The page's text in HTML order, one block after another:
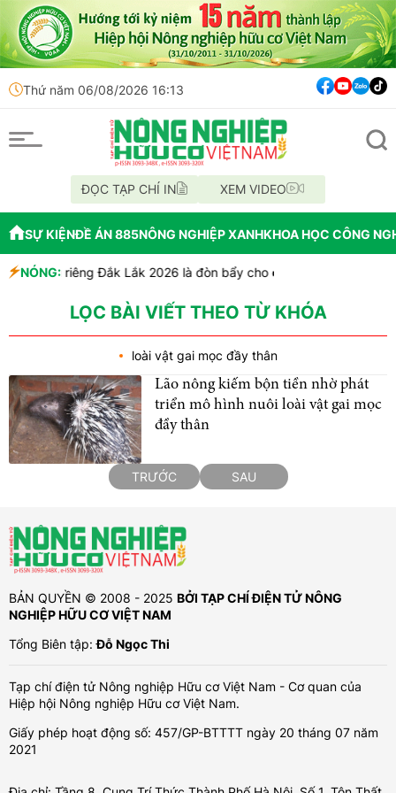
Thứ năm 06/08/2026 16:13
ĐỌC TẠP CHÍ IN XEM VIDEO
SỰ KIỆNĐỀ ÁN 885NÔNG NGHIỆP XANHKHOA HỌC CÔNG
NÓNG:
hội Sầu riêng Đắk Lắk 2026 là đòn bẩy cho quảng bá thương
tư duy mới: Hỗ trợ người dân bỏ nghề giết mổ chó mèo
LỌC BÀI VIẾT THEO TỪ KHÓA
loài vật gai mọc đầy thân
Lão nông kiếm bộn tiền nhờ phát
triển mô hình nuôi loài vật gai mọc
đầy thân
TRƯỚC SAU
BẢN QUYỀN © 2008 - 2025 BỞI TẠP CHÍ ĐIỆN TỬ NÔNG
NGHIỆP HỮU CƠ VIỆT NAM
Tổng Biên tập:Đỗ Ngọc Thi
Tạp chí điện tử Nông nghiệp Hữu cơ Việt Nam - Cơ quan của
Hiệp hội Nông nghiệp Hữu cơ Việt Nam.
Giấy phép hoạt động số: 457/GP-BTTTT ngày 20 tháng 07 năm
2021